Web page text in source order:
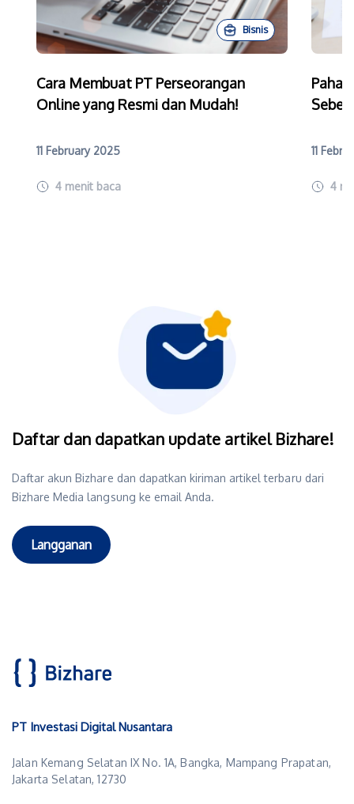
Bisnis
Cara Membuat PT Perseorangan
Online yang Resmi dan Mudah!
11 February 2025
4 menit baca
11
4
Daftar dan dapatkan update artikel Bizhare!
Daftar akun Bizhare dan dapatkan kiriman artikel terbaru dari
Bizhare Media langsung ke email Anda.
Langganan
PT Investasi Digital Nusantara
Jalan Kemang Selatan IX No. 1A, Bangka, Mampang Prapatan,
Jakarta Selatan, 12730